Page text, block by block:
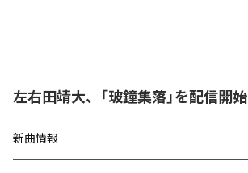
左右田靖大、「玻鐘集落」を配信開始
新曲情報